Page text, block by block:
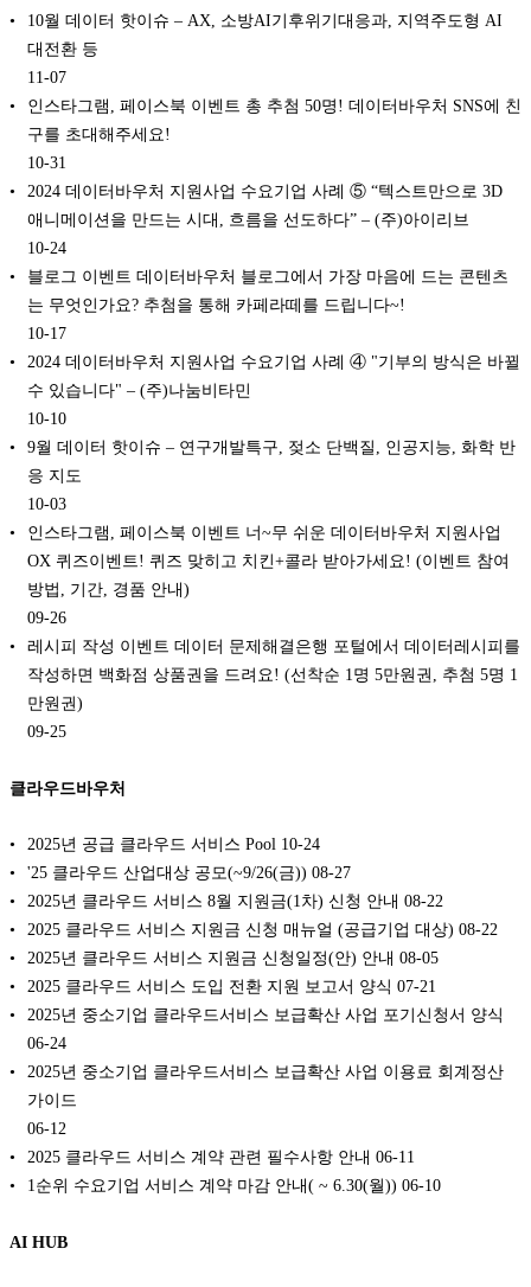
10월 데이터 핫이슈 – AX, 소방AI기후위기대응과, 지역주도형 AI
대전환 등
11-07
인스타그램, 페이스북 이벤트 총 추첨 50명! 데이터바우처 SNS에 친
구를 초대해주세요!
10-31
2024 데이터바우처 지원사업 수요기업 사례 ⑤ “텍스트만으로 3D
애니메이션을 만드는 시대, 흐름을 선도하다” – (주)아이리브
10-24
블로그 이벤트 데이터바우처 블로그에서 가장 마음에 드는 콘텐츠
는 무엇인가요? 추첨을 통해 카페라떼를 드립니다~!
10-17
2024 데이터바우처 지원사업 수요기업 사례 ④ "기부의 방식은 바뀔
수 있습니다" – (주)나눔비타민
10-10
9월 데이터 핫이슈 – 연구개발특구, 젖소 단백질, 인공지능, 화학 반
응 지도
10-03
인스타그램, 페이스북 이벤트 너~무 쉬운 데이터바우처 지원사업
OX 퀴즈이벤트! 퀴즈 맞히고 치킨+콜라 받아가세요! (이벤트 참여
방법, 기간, 경품 안내)
09-26
레시피 작성 이벤트 데이터 문제해결은행 포털에서 데이터레시피를
작성하면 백화점 상품권을 드려요! (선착순 1명 5만원권, 추첨 5명 1
만원권)
09-25
클라우드바우처
2025년 공급 클라우드 서비스 Pool 10-24
'25 클라우드 산업대상 공모(~9/26(금)) 08-27
2025년 클라우드 서비스 8월 지원금(1차) 신청 안내 08-22
2025 클라우드 서비스 지원금 신청 매뉴얼 (공급기업 대상) 08-22
2025년 클라우드 서비스 지원금 신청일정(안) 안내 08-05
2025 클라우드 서비스 도입 전환 지원 보고서 양식 07-21
2025년 중소기업 클라우드서비스 보급확산 사업 포기신청서 양식
06-24
2025년 중소기업 클라우드서비스 보급확산 사업 이용료 회계정산
가이드
06-12
2025 클라우드 서비스 계약 관련 필수사항 안내 06-11
1순위 수요기업 서비스 계약 마감 안내( ~ 6.30(월)) 06-10
AI HUB